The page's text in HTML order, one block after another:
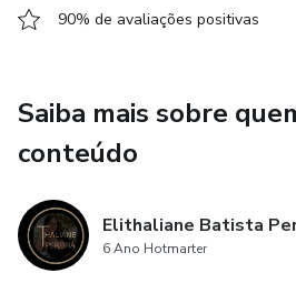
90% de avaliações positivas
Saiba mais sobre
conteúdo
Elithaliane Batista
6 Ano Hotmarter